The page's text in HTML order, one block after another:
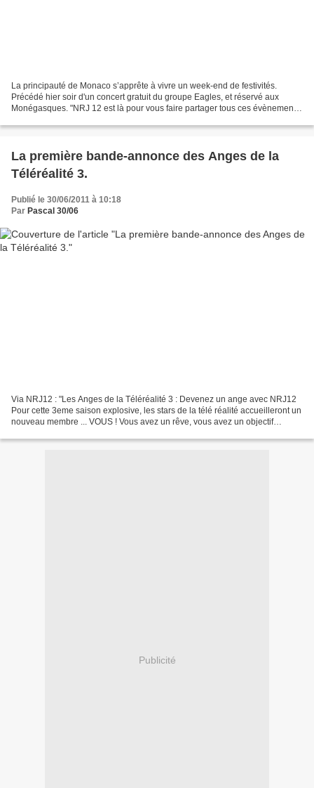
La principauté de Monaco s’apprête à vivre un week-end de festivités.
Précédé hier soir d'un concert gratuit du groupe Eagles, et réservé aux
Monégasques. "NRJ 12 est là pour vous faire partager tous ces évènements
La première bande-annonce des Anges de la
Téléréalité 3.
Publié le 30/06/2011 à 10:18
Par Pascal 30/06
Via NRJ12 : "Les Anges de la Téléréalité 3 : Devenez un ange avec NRJ12
Pour cette 3eme saison explosive, les stars de la télé réalité accueilleront un
nouveau membre ... VOUS ! Vous avez un rêve, vous avez un objectif
Publicité